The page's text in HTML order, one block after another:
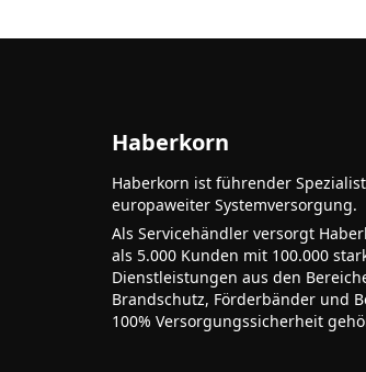
Haberkorn
Haberkorn ist führender
europaweiter Systemversorgung.
Als Servicehändler versorgt
als 5.000 Kunden mit 100.000
Dienstleistungen aus den
Brandschutz, Förderbänder und
100% Versorgungssicherheit